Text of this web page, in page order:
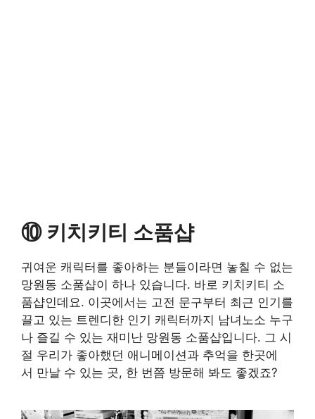
⑩ 키치키티 소품샵
귀여운 캐릭터를 좋아하는 분들이라면 놓칠 수 없는
망원동 소품샵이 하나 있습니다. 바로 키치키티 소
품샵인데요. 이곳에서는 고전 문구부터 최근 인기를
끌고 있는 트렌디한 인기 캐릭터까지 남녀노소 누구
나 즐길 수 있는 재미난 망원동 소품샵입니다. 그 시
절 우리가 좋아했던 애니메이션과 추억을 한곳에
서 만날 수 있는 곳, 한 번쯤 방문해 봐도 좋겠죠?